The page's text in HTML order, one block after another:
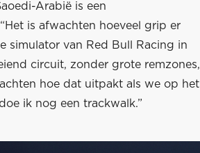
Arabië is een
is afwachten hoeveel grip er
simulator van Red Bull Racing in
circuit, zonder grote remzones,
hoe dat uitpakt als we op het
ik nog een trackwalk.”